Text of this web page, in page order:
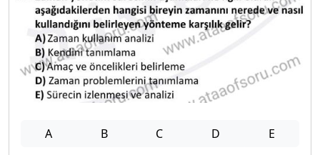
A B C D E